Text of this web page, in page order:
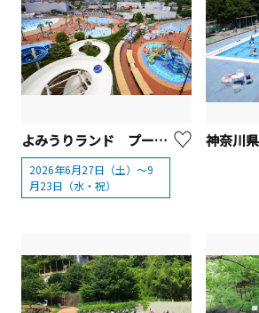
よみうりランド プールWAI（Water Amusement Island）【川崎市・東京都】
2026年6月27日（土）～9
月23日（水・祝）